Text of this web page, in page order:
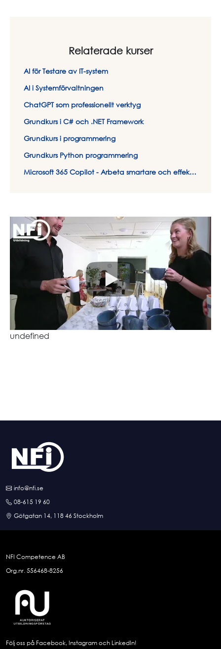
Relaterade kurser
AI för Testare av IT-system
AI i Systemförvaltningen
ChatGPT som professionellt verktyg
Grundkurs i C# och .NET Framework
Grundkurs i programmering
Grundkurs Python programmering
Microsoft 365 Copilot - Arbeta smartare och effektivare med AI
undefined
info@nfi.se
08-615 19 60
Götgatan 14, 118 46 Stockholm
NFI Competence AB
Org.nr. 556468-8256
Följ oss på Facebook, Instagram och LinkedIn!